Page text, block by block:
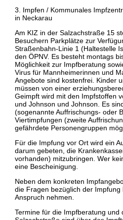
3. Impfen / Kommunales
in Neckarau
Am KIZ in der Salzachstraße 15
Besuchern Parkplätze zur
Straßenbahn-Linie 1 (Haltestelle
den ÖPNV. Es besteht montags
Möglichkeit zur Impfberatung
Virus für Mannheimerinnen und
Angebote sind kostenfrei. Kinder
müssen von einer
Geimpft wird mit den Impfstoffen
und Johnson und Johnson. Es
(sogenannte Auffrischungs- oder
Viertimpfungen (zweite
gefährdete Personengruppen
Für die Impfung vor Ort wird ein
darum gebeten, die
vorhanden) mitzubringen. Wer
eine Bescheinigung.
Neben dem konkreten
die Fragen bezüglich der
Anspruch nehmen.
Termine für die Impfberatung und